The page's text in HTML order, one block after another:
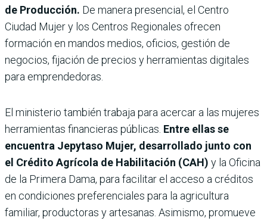
de Producción. De manera presencial, el Centro
Ciudad Mujer y los Centros Regionales ofrecen
formación en mandos medios, oficios, gestión de
negocios, fijación de precios y herramientas digitales
para emprendedoras.
El ministerio también trabaja para acercar a las mujeres
herramientas financieras públicas. Entre ellas se
encuentra Jepytaso Mujer, desarrollado junto con
el Crédito Agrícola de Habilitación (CAH) y la Oficina
de la Primera Dama, para facilitar el acceso a créditos
en condiciones preferenciales para la agricultura
familiar, productoras y artesanas. Asimismo, promueve